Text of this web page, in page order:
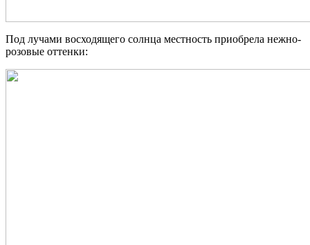
Под лучами восходящего солнца местность приобрела нежно-
розовые оттенки: